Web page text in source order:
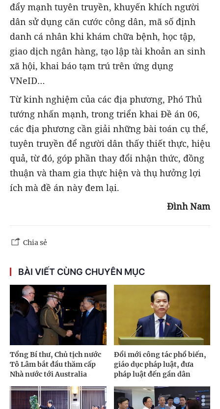
đẩy mạnh tuyên truyền, khuyến khích người
dân sử dụng căn cước công dân, mã số định
danh cá nhân khi khám chữa bệnh, học tập,
giao dịch ngân hàng, tạo lập tài khoản an sinh
xã hội, khai báo tạm trú trên ứng dụng
VNeID…
Từ kinh nghiệm của các địa phương, Phó Thủ
tướng nhấn mạnh, trong triển khai Đề án 06,
các địa phương cần giải những bài toán cụ thể,
tuyên truyền để người dân thấy thiết thực, hiệu
quả, từ đó, góp phần thay đổi nhận thức, đồng
thuận và tham gia thực hiện và thụ hưởng lợi
ích mà đề án này đem lại.
Đình Nam
Chia sẻ
BÀI VIẾT CÙNG CHUYÊN MỤC
Tổng Bí thư, Chủ tịch nước
Tô Lâm bắt đầu thăm cấp
Nhà nước tới Australia
Đổi mới công tác phổ biến,
giáo dục pháp luật, đưa
pháp luật đến gần dân